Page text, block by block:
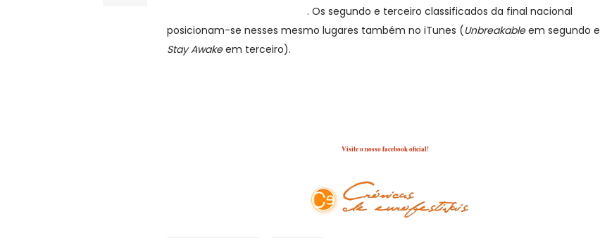
. Os segundo e terceiro classificados da final nacional
posicionam-se nesses mesmo lugares também no iTunes (Unbreakableem segundo e
Stay Awakeem terceiro).
Visite o nosso facebook oficial!